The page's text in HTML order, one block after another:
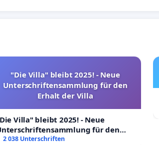
"Die Villa" bleibt 2025! - Neue
Unterschriftensammlung für den
Erhalt der Villa
Villa" bleibt 2025! - Neue
für den
Erhalt der Villa
2 038 Unterschriften